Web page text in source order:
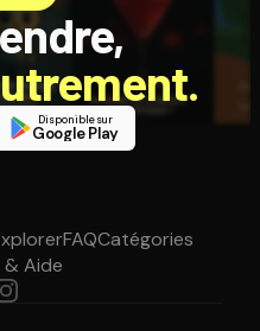
Disponible sur
Google Play
FAQCatégories
Aide